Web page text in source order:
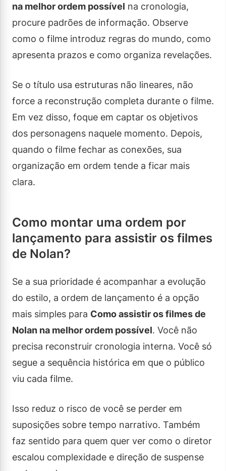
na melhor ordem possível na cronologia,
procure padrões de informação. Observe
como o filme introduz regras do mundo, como
apresenta prazos e como organiza revelações.
Se o título usa estruturas não lineares, não
force a reconstrução completa durante o filme.
Em vez disso, foque em captar os objetivos
dos personagens naquele momento. Depois,
quando o filme fechar as conexões, sua
organização em ordem tende a ficar mais
clara.
Como montar uma ordem por
lançamento para assistir os filmes
de Nolan?
Se a sua prioridade é acompanhar a evolução
do estilo, a ordem de lançamento é a opção
mais simples para Como assistir os filmes de
Nolan na melhor ordem possível. Você não
precisa reconstruir cronologia interna. Você só
segue a sequência histórica em que o público
viu cada filme.
Isso reduz o risco de você se perder em
suposições sobre tempo narrativo. Também
faz sentido para quem quer ver como o diretor
escalou complexidade e direção de suspense